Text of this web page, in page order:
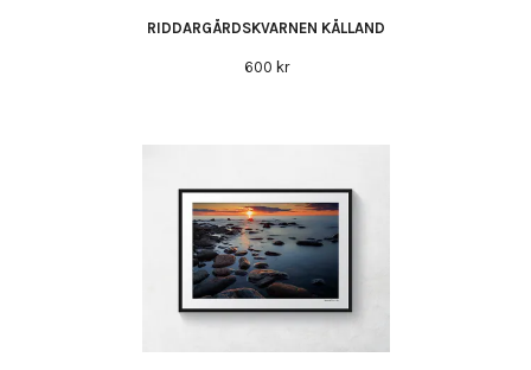
RIDDARGÅRDSKVARNEN KÅLLAND
600 kr